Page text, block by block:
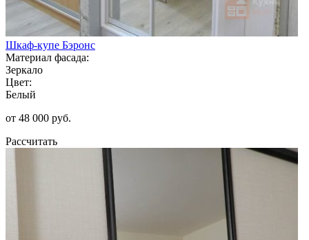
Шкаф-купе Бэронс
Материал фасада:
Зеркало
Цвет:
Белый
от 48 000 руб.
Рассчитать